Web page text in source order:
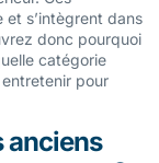
et s’intègrent dans
donc pourquoi
catégorie
pour
anciens